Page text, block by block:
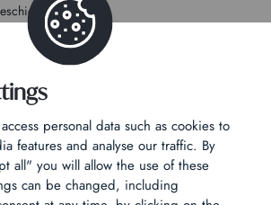
personal data such as cookies to
features and analyse our traffic. By
all" you will allow the use of these
can be changed, including